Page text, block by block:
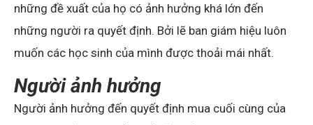
những đề xuất của họ có ảnh hưởng khá lớn đến
những người ra quyết định. Bởi lẽ ban giám hiệu luôn
muốn các học sinh của mình được thoải mái nhất.
Người ảnh hưởng
Người ảnh hưởng đến quyết định mua cuối cùng của